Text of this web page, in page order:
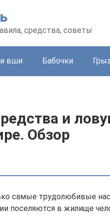
средства, советы
вши Бабочки
и
Обзор
самые трудолюбивые
поселяются в жилище